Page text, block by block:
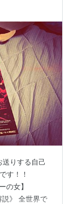
年）
演
演
2015） 出演
送りする自己
す！！
の女】
説》 全世界で